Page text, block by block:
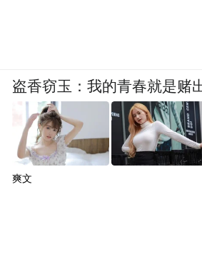
盗香窃玉：我的青春就是赌
爽文